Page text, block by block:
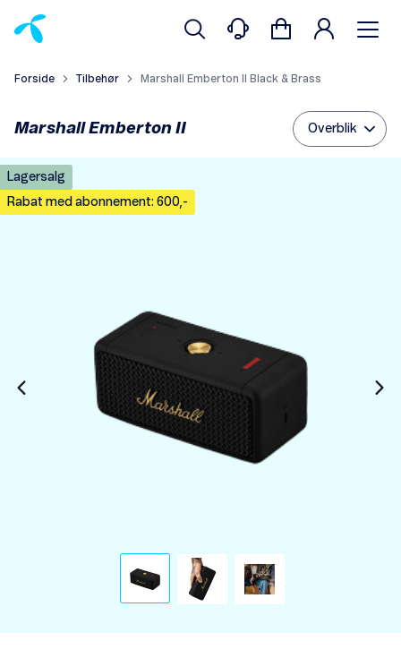
Forside Tilbehør Marshall Emberton II Black & Brass
Marshall Emberton II Overblik
Lagersalg
Rabat med abonnement: 600,-